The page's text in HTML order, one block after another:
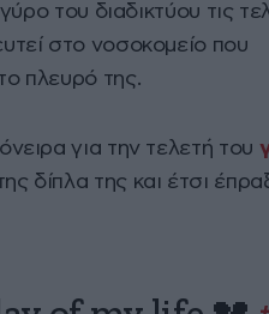
του διαδικτύου τις
στο νοσοκομείο που
πλευρό της.
για την τελετή του
δίπλα της και έτσι